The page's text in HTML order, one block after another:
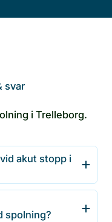
svar
i Trelleborg.
akut stopp i
spolning?